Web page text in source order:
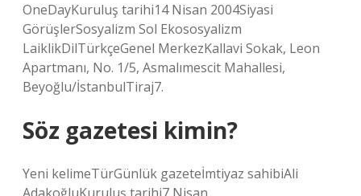
OneDayKuruluş tarihi14 Nisan 2004Siyasi
GörüşlerSosyalizm Sol Ekososyalizm
LaiklikDilTürkçeGenel MerkezKallavi Sokak, Leon
Apartmanı, No. 1/5, Asmalımescit Mahallesi,
Beyoğlu/İstanbulTiraj7.
Söz gazetesi kimin?
Yeni kelimeTürGünlük gazeteİmtiyaz sahibiAli